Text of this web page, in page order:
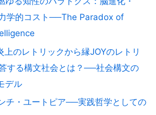
学的コスト──The Paradox of
上のレトリックから縁JOYのレトリ
する構文社会とは？──社会構文の
デル
チ・ユートピア──実践哲学としての